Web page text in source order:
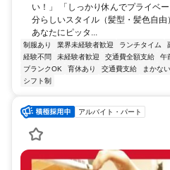
い！」 「しっかり休んでプライベ
分らしいスタイル（髪型・髪色自
あなたにピッタ...
制服あり 業界未経験者歓迎 ランチタイム
経験不問
未経験者歓迎 交通費全額支給 午
ブランクOK
育休あり 交通費支給 まかな
シフト制
アルバイト・パート